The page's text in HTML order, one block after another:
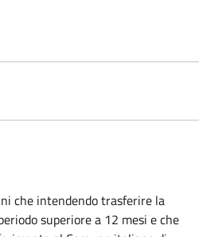
che intendendo trasferire la
superiore a 12 mesi e che